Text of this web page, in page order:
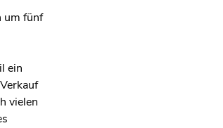
um fünf
ein
vielen